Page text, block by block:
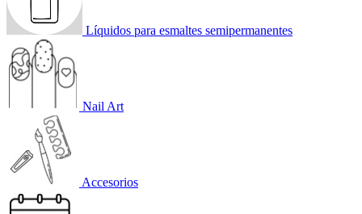
Líquidos para esmaltes semipermanentes
Nail Art
Accesorios